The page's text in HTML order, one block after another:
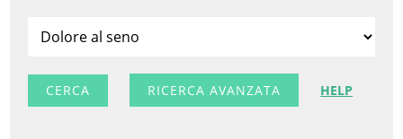
RICERCA AVANZATA HELP